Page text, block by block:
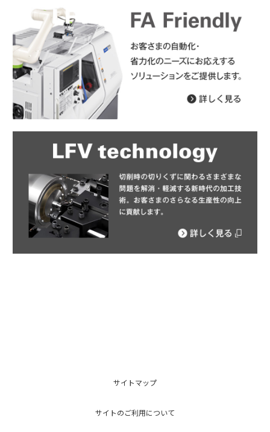
サイトマップ
サイトのご利用について